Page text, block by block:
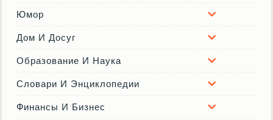
Юмор
Дом И Досуг
Образование И Наука
Словари И Энциклопедии
Финансы И Бизнес